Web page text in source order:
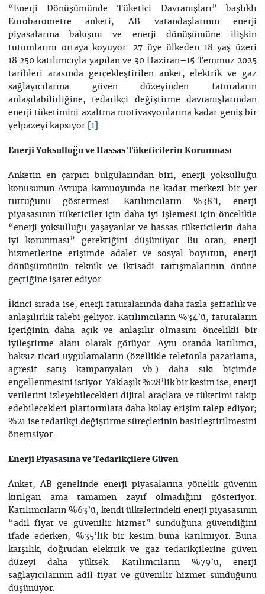
“Enerji Dönüşümünde Tüketici Davranışları” başlıklı
Eurobarometre anketi, AB vatandaşlarının enerji
piyasalarına bakışını ve enerji dönüşümüne ilişkin
tutumlarını ortaya koyuyor. 27 üye ülkeden 18 yaş üzeri
18.250 katılımcıyla yapılan ve 30 Haziran–15 Temmuz 2025
tarihleri arasında gerçekleştirilen anket, elektrik ve gaz
sağlayıcılarına güven düzeyinden faturaların
anlaşılabilirliğine, tedarikçi değiştirme davranışlarından
enerji tüketimini azaltma motivasyonlarına kadar geniş bir
yelpazeyi kapsıyor. [1]
Enerji Yoksulluğu ve Hassas Tüketicilerin Korunması
Anketin en çarpıcı bulgularından biri, enerji yoksulluğu
konusunun Avrupa kamuoyunda ne kadar merkezi bir yer
tuttuğunu göstermesi. Katılımcıların %38’i, enerji
piyasasının tüketiciler için daha iyi işlemesi için öncelikle
“enerji yoksulluğu yaşayanlar ve hassas tüketicilerin daha
iyi korunması” gerektiğini düşünüyor. Bu oran, enerji
hizmetlerine erişimde adalet ve sosyal boyutun, enerji
dönüşümünün teknik ve iktisadi tartışmalarının önüne
geçtiğine işaret ediyor.
İkinci sırada ise, enerji faturalarında daha fazla şeffaflık ve
anlaşılırlık talebi geliyor. Katılımcıların %34’ü, faturaların
içeriğinin daha açık ve anlaşılır olmasını öncelikli bir
iyileştirme alanı olarak görüyor. Aynı oranda katılımcı,
haksız ticari uygulamaların (özellikle telefonla pazarlama,
agresif satış kampanyaları vb.) daha sıkı biçimde
engellenmesini istiyor. Yaklaşık %28’lik bir kesim ise, enerji
verilerini izleyebilecekleri dijital araçlara ve tüketimi takip
edebilecekleri platformlara daha kolay erişim talep ediyor;
%21 ise tedarikçi değiştirme süreçlerinin basitleştirilmesini
önemsiyor.
Enerji Piyasasına ve Tedarikçilere Güven
Anket, AB genelinde enerji piyasalarına yönelik güvenin
kırılgan ama tamamen zayıf olmadığını gösteriyor.
Katılımcıların %63’ü, kendi ülkelerindeki enerji piyasasının
“adil fiyat ve güvenilir hizmet” sunduğuna güvendiğini
ifade ederken, %35’lik bir kesim buna katılmıyor. Buna
karşılık, doğrudan elektrik ve gaz tedarikçilerine güven
düzeyi daha yüksek: Katılımcıların %79’u, enerji
sağlayıcılarının adil fiyat ve güvenilir hizmet sunduğunu
düşünüyor.